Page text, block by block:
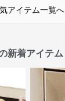
アイテム一覧へ
新着アイテム